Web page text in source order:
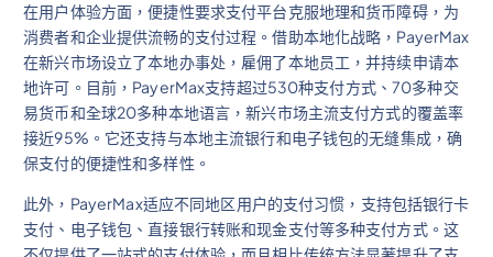
在用户体验方面，便捷性要求支付平台克服地理和货币障碍，为
消费者和企业提供流畅的支付过程。借助本地化战略，PayerMax
在新兴市场设立了本地办事处，雇佣了本地员工，并持续申请本
地许可。目前，PayerMax支持超过530种支付方式、70多种交
易货币和全球20多种本地语言，新兴市场主流支付方式的覆盖率
接近95%。它还支持与本地主流银行和电子钱包的无缝集成，确
保支付的便捷性和多样性。
此外，PayerMax适应不同地区用户的支付习惯，支持包括银行卡
支付、电子钱包、直接银行转账和现金支付等多种支付方式。这